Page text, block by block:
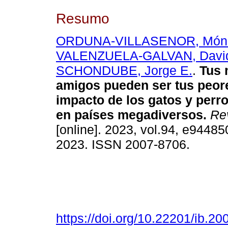
Resumo
ORDUNA-VILLASENOR,
VALENZUELA-GALVAN,
SCHONDUBE, Jorge E.. Tus
amigos pueden ser tus
impacto de los gatos y
en países megadiversos.
[online]. 2023, vol.94,
2023. ISSN 2007-8706.
https://doi.org/10.22201/